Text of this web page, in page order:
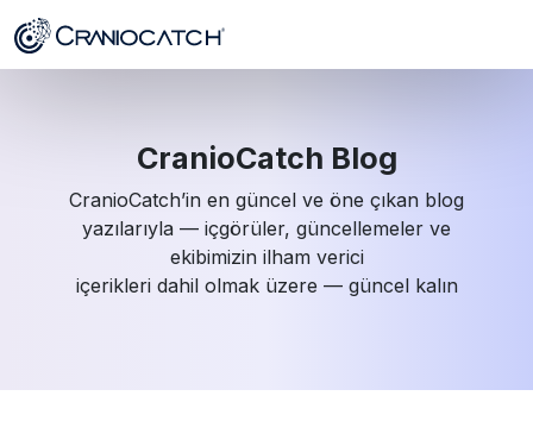
CranioCatch Blog
CranioCatch’in en güncel ve öne çıkan blog
yazılarıyla — içgörüler, güncellemeler ve
ekibimizin ilham verici
içerikleri dahil olmak üzere — güncel kalın